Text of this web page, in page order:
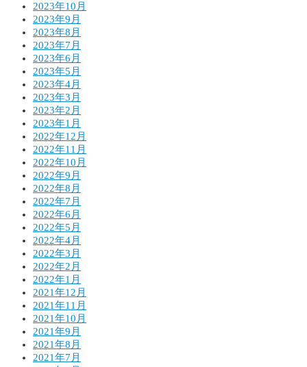
2023年10月
2023年9月
2023年8月
2023年7月
2023年6月
2023年5月
2023年4月
2023年3月
2023年2月
2023年1月
2022年12月
2022年11月
2022年10月
2022年9月
2022年8月
2022年7月
2022年6月
2022年5月
2022年4月
2022年3月
2022年2月
2022年1月
2021年12月
2021年11月
2021年10月
2021年9月
2021年8月
2021年7月